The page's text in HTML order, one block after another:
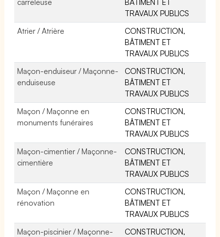
TRAVAUX PUBLICS
Atrier / Atrière
CONSTRUCTION,
BÂTIMENT ET
TRAVAUX PUBLICS
Maçon-enduiseur / Maçonne-
enduiseuse
CONSTRUCTION,
BÂTIMENT ET
TRAVAUX PUBLICS
Maçon / Maçonne en
monuments funéraires
CONSTRUCTION,
BÂTIMENT ET
TRAVAUX PUBLICS
Maçon-cimentier / Maçonne-
cimentière
CONSTRUCTION,
BÂTIMENT ET
TRAVAUX PUBLICS
Maçon / Maçonne en
rénovation
CONSTRUCTION,
BÂTIMENT ET
TRAVAUX PUBLICS
Maçon-piscinier / Maçonne-
CONSTRUCTION,